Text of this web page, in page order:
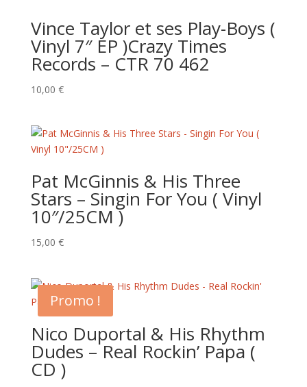
Vince Taylor et ses Play-Boys (
Vinyl 7″ EP )Crazy Times
Records – CTR 70 462
10,00 €
Pat McGinnis & His Three
Stars – Singin For You ( Vinyl
10″/25CM )
15,00 €
Promo !
Nico Duportal & His Rhythm
Dudes – Real Rockin’ Papa (
CD )